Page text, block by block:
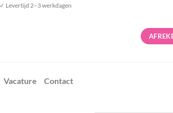
Levertijd 2–3 werkdagen
Vacature Contact